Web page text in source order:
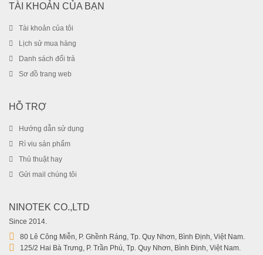
TÀI KHOẢN CỦA BẠN
Tài khoản của tôi
Lịch sử mua hàng
Danh sách đổi trả
Sơ đồ trang web
HỖ TRỢ
Hướng dẫn sử dụng
Rì viu sản phẩm
Thủ thuật hay
Gửi mail chúng tôi
NINOTEK CO.,LTD
Since 2014.
80 Lê Công Miễn, P. Ghềnh Ráng, Tp. Quy Nhơn, Bình Định, Việt Nam.
125/2 Hai Bà Trưng, P. Trần Phú, Tp. Quy Nhơn, Bình Định, Việt Nam.